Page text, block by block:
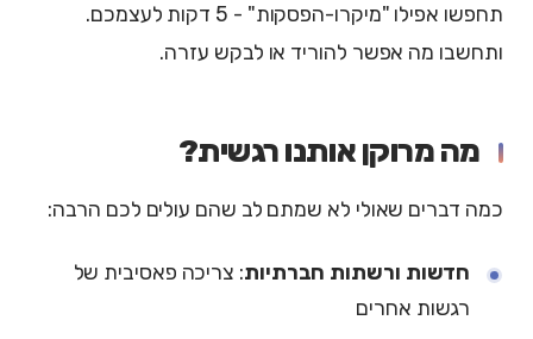
תחפשו אפילו "מיקרו-הפסקות" - 5 דקות לעצמכם.
ותחשבו מה אפשר להוריד או לבקש עזרה.
מה מרוקן אותנו רגשית?
כמה דברים שאולי לא שמתם לב שהם עולים לכם הרבה:
חדשות ורשתות חברתיות: צריכה פאסיבית של
רגשות אחרים